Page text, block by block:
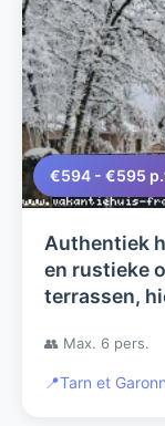
€594 - €595
Authentiek
en rustieke
terrassen,
👥 Max. 6 pers.
📍Tarn et